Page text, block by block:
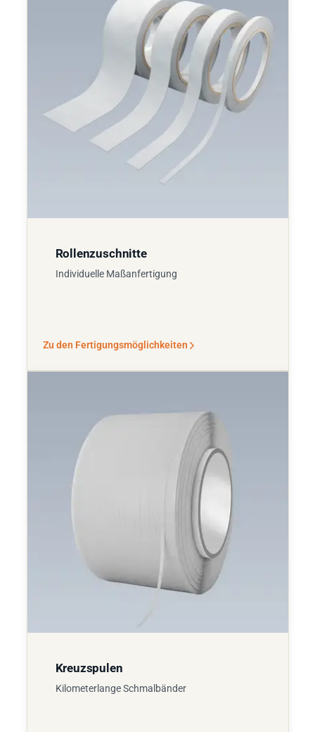
Rollenzuschnitte
Individuelle Maßanfertigung
Zu den Fertigungsmöglichkeiten
Kreuzspulen
Kilometerlange Schmalbänder